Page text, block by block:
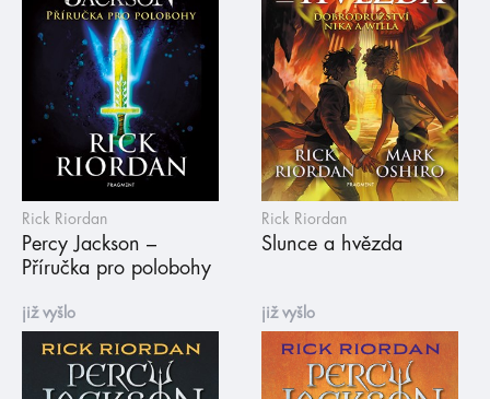
Rick Riordan
Percy Jackson –
Příručka pro polobohy
Rick Riordan
Slunce a hvězda
již vyšlo již vyšlo